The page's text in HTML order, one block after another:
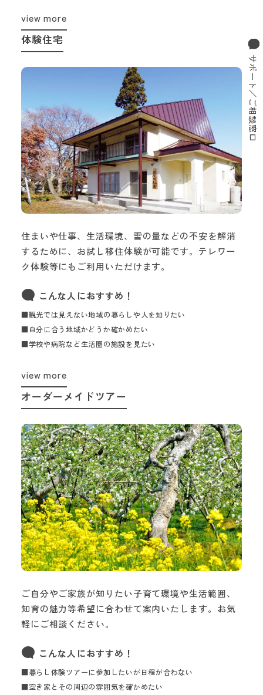
view more
体験住宅
住まいや仕事、生活環境、雪の量などの不安を解消
するために、お試し移住体験が可能です。テレワー
ク体験等にもご利用いただけます。
こんな人におすすめ！
■観光では見えない地域の暮らしや人を知りたい
■自分に合う地域かどうか確かめたい
■学校や病院など生活圏の施設を見たい
view more
オーダーメイドツアー
ご自分やご家族が知りたい子育て環境や生活範囲、
知育の魅力等希望に合わせて案内いたします。お気
軽にご相談ください。
こんな人におすすめ！
■暮らし体験ツアーに参加したいが日程が合わない
■空き家とその周辺の雰囲気を確かめたい
サポート／ご相談窓口